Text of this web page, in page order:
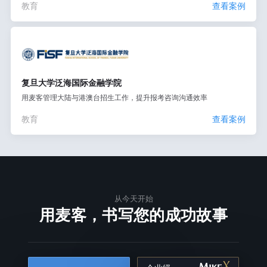
教育 查看案例
复旦大学泛海国际金融学院
用麦客管理大陆与港澳台招生工作，提升报考咨询沟通效率
教育 查看案例
从今天开始
用麦客，书写您的成功故事